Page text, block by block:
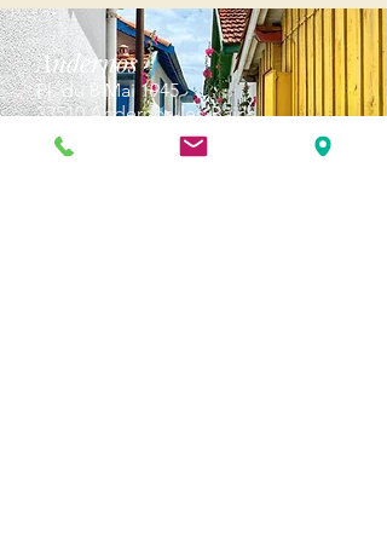
Andernos
Pl. du 8 Mai 1945
33510 Andernos-les-Bains